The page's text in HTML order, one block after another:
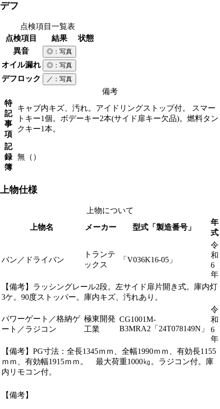
デフ
点検項目一覧表
点検項目
結果
状態
異音
◎ ：写真
オイル漏れ ◎ ：写真
デフロック ／ ：写真
備考
特
記
事
項
キャブ内キズ、汚れ。アイドリングストップ付。 スマー
トキー1個。ボデーキー2本(サイド扉キー欠品)。燃料タン
クキー1本。
記
録
簿
無（）
上物仕様
上物について
上物名
メーカー 型式「製造番号」
年
式
バン／ドライバン
トランテ
ックス
「V036K16-05」
令
和
6
年
【備考】ラッシングレール2段。左サイド扉片開き式。庫内灯
3ケ。90度ストッパー。庫内キズ、汚れあり。
パワーゲート／格納ゲ
ート／ラジコン
極東開発
工業
CG1001M-
B3MRA2「24T078149N」
令
和
6
年
【備考】PG寸法：全長1345ｍｍ、全幅1990ｍｍ、有効長1155
ｍｍ、有効幅1915ｍｍ。 最大荷重1000㎏。ラジコン付。庫
内リモコン付。
【備考】